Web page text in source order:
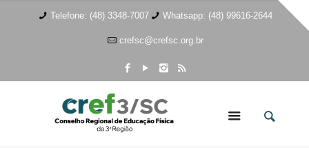
Telefone: (48) 3348-7007 Whatsapp: (48) 99616-2644
crefsc@crefsc.org.br